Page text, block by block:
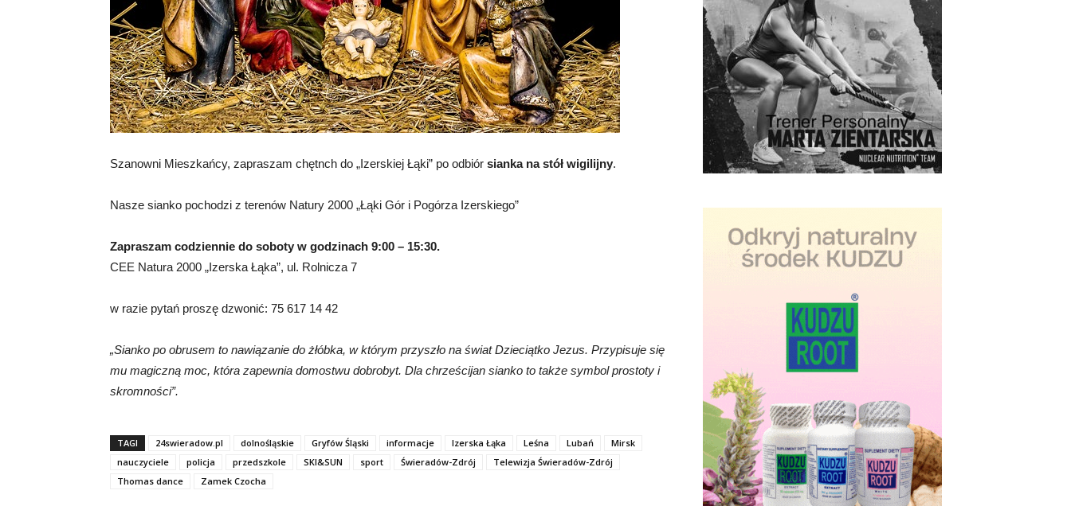
Szanowni Mieszkańcy, zapraszam chętnch do „Izerskiej Łąki” po odbiór sianka na stół wigilijny.
Nasze sianko pochodzi z terenów Natury 2000 „Łąki Gór i Pogórza Izerskiego”
Zapraszam codziennie do soboty w godzinach 9:00 – 15:30.
CEE Natura 2000 „Izerska Łąka”, ul. Rolnicza 7
w razie pytań proszę dzwonić: 75 617 14 42
„Sianko po obrusem to nawiązanie do żłóbka, w którym przyszło na świat Dzieciątko Jezus. Przypisuje się
mu magiczną moc, która zapewnia domostwu dobrobyt. Dla chrześcijan sianko to także symbol prostoty i
skromności”.
TAGI 24swieradow.pl dolnośląskie Gryfów Śląski informacje Izerska Łąka Leśna Lubań
Mirsk
nauczyciele
policja przedszkole SKI&SUN sport Świeradów-Zdrój
Telewizja Świeradów-Zdrój
Thomas dance
Zamek Czocha